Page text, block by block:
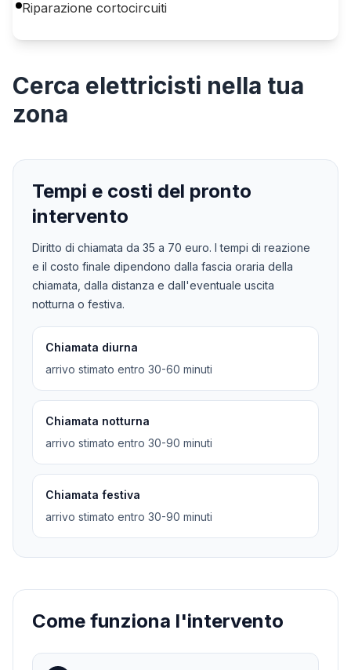
Riparazione cortocircuiti
Cerca elettricisti nella tua
zona
Tempi e costi del pronto
intervento
Diritto di chiamata da 35 a 70 euro. I tempi di reazione
e il costo finale dipendono dalla fascia oraria della
chiamata, dalla distanza e dall'eventuale uscita
notturna o festiva.
Chiamata diurna
arrivo stimato entro 30-60 minuti
Chiamata notturna
arrivo stimato entro 30-90 minuti
Chiamata festiva
arrivo stimato entro 30-90 minuti
Come funziona l'intervento